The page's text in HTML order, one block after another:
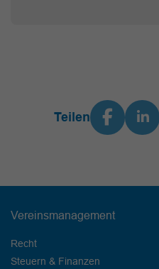
Teilen
Vereinsmanagement
Recht
Steuern & Finanzen